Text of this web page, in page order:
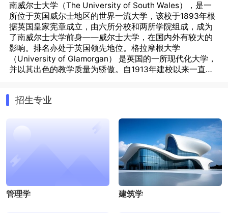
南威尔士大学（The University of South Wales），是一
所位于英国威尔士地区的世界一流大学，该校于1893年根
据英国皇家宪章成立，由六所分校和两所学院组成，成为
了南威尔士大学前身——威尔士大学，在国内外有较大的
影响。排名亦处于英国领先地位。格拉摩根大学
（University of Glamorgan） 是英国的一所现代化大学，
并以其出色的教学质量为骄傲。自1913年建校以来一直是
Glamorgan）两所大学合并而成的。南威尔士大学（The
业，南威尔士大学是威尔士大学纽波特分校（University
of Wales, Newport）和格拉摩根大学（University of
Glamorgan）两所大学合并而成的。合并之后该大学有大
约33,500名学生，是英国第六大的大学，校区遍布卡迪
夫、纽波特等地。一年的生活费大约是6000英镑以下。
招生专业
管理学 建筑学